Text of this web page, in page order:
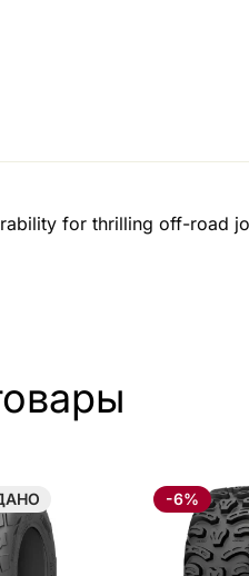
for thrilling off-road
-6%